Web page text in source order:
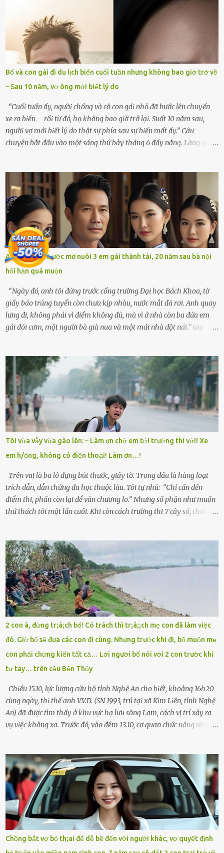
ngồi lặng lẽ nhớ về cô ấy. Nhưng cuộc sống không cho phép tôi mãi
chìm đắm trong đau khổ. Họ hàng, bạn bè và những người thân
thiết đã đến bên, giúp tôi tổ chức tang lễ chu toàn. Và hôm nay là
ngày giỗ đầu tiên của vợ, 49 ngày sau khi cô ấy rời xa tôi mãi
mãi.Buổi sáng hôm đó, sau khi cúng cơm xong, tôi quyết định lên
sắp xếp lại bàn thờ vợ. Mọi thứ vẫn như mọi ngày, nhưng có điều gì
đó kỳ lạ mà tôi không thể giải thích được. Trong khoảnh khắc tôi
cúi xuống lau chùi bát hương, một luồng gió lạ thoáng qua, khiến
tôi giật mình. Và rồi, một chuyện kinh...
Bố và con gái đi du lịch biển cuối tuần nhưng không bao giờ trở về
– Sau 10 năm, vợ ông mới biết lý do
“Cuối tuần ấy, người chồng và cô con gái nhỏ đã bước lên chuyến
xe ra biển – rồi từ đó, họ không bao giờ trở lại. Suốt 10 năm sau,
người vợ mới biết lý do thật sự phía sau sự biến mất ấy.” Câu
chuyện bắt đầu vào một sáng thứ bảy tháng 6 đầy nắng. Làng quê
không kém. Ông Minh, vốn là một người đàn ông điềm đạm, ít nói,
hôm ấy lại đặc biệt vui vẻ. Ông chuẩn bị hành lý cho chuyến đi biển
cùng cô con gái 8 tuổi tên Thảo. “Em ở nhà nghỉ ngơi nhé, anh đưa
con đi biển hai ngày, để nó được ngắm sóng, nghịch cát. Về chắc nó
sẽ kể cho em nghe cả tuần không hết chuyện.” – Ông Minh cười
hiền, vuốt tóc vợ. Bà Hạnh nhìn chồng và con gái ríu rít chuẩn bị mà
lòng cũng rộn ràng. Bà vốn ít có dịp đi xa vì còn bận buôn bán ở chợ,
nên lần này cũng đành ở nhà. Thảo ôm chầm lấy mẹ trước khi đi:
“Con sẽ nhặt thật nhiều vỏ sò cho mẹ nhé!” Chiếc xe khách lăn
bánh rời khỏi bến...
Anh trai từ bỏ ước mơ nuôi 3 em gái thành tài, 20 năm sau bà nội
hối hận quá muộn
“Ngày đó, anh tôi đứng trước cổng trường Đại học Bách Khoa, tờ
giấy báo trúng tuyển còn chưa kịp nhàu, nước mắt đã rơi. Anh quay
lưng đi, không phải vì điểm không đủ, mà vì ở nhà còn ba đứa em
gái đói cơm, một người bà già nua và một mái nhà dột nát.” Gia
có tin tức. Mọi gánh nặng đổ dồn lên đôi vai gầy guộc của bà nội –
cụ Nguyễn Thị Đào – và cậu con trai cả là Trí, lúc đó mới chỉ 17 tuổi.
Trí là học sinh giỏi toàn huyện, học lớp 12 nhưng đã biết làm ruộng,
làm thuê, biết đi cày thuê từ 4h sáng rồi lại tất tả về đi học. Người
trong làng thương lắm, bảo: “Thằng Trí học giỏi mà hiền, sau này
nên ông này bà nọ đó!” Trí có ba cô em gái: Mai, Lan và Hương – ba
cái tên mẹ đặt lúc còn sống, mong tụi nhỏ sau này như hoa mai nở
giữa mùa đông. Nhưng hoa có đẹp mấy cũng cần đất màu, mà nhà
thì chỉ toàn đất sỏi đá và khốn khó. Năm đó, Trí đỗ Đại học Bách
Khoa Hà...
Tôi vừa vẫy vừa gào lên: – Làm ơn chở em tới trường thi với! Xe
em h/ỏng, không có điện thoại! Làm ơn…!
Trên vai là ba lô đựng bút thước, giấy tờ. Trong đầu là hàng loạt
trích dẫn, dẫn chứng đã học thuộc làu. Tôi tự nhủ: “Chỉ cần đến
điểm thi, phần còn lại để văn chương lo.” Nhưng số phận như muốn
thử thách tôi một lần cuối. Khi còn cách trường thi 7 cây số, chiếc xe
sực nhớ – điện thoại đang sạc, sáng nay quên mang theo! Giữa con
đường thưa thớt người qua lại, tôi hoảng loạn vẫy tay xin đi nhờ. –
Chú ơi, cháu đi thi, xe hỏng rồi! Làm ơn cho cháu đi nhờ với! – Cô ơi,
giúp cháu với, cháu không có điện thoại… Người thì lắc đầu. Người
thì tăng ga tránh xa như né một kẻ lừa đảo. Tôi gào lên giữa đường
như một kẻ mất trí. Vô ích. 6h10. Còn hơn 30 phút nữa. Trong đầu
tôi chỉ có một lựa chọn duy nhất: chạy. Tôi quăng xe vào vệ đường,
rút tờ giấy báo dự thi nhét túi áo, đeo ba lô và chạy . Chạy miết.
Chạy không ngừng. Qua ngã...
2 con à, đừng tr;á;ch bố! Có trách thì tr;á;;ch mẹ con đã làm việc
đó. Giờ bố sẽ đưa các con đi cùng. Nhưng trước khi đi, bố muốn mẹ
con phải chứng kiến tất cả… Lời người bố nói với 2 con trước khi
tự tay… trên cầu Bến Thủy
Chiều 15.10, lực lượng cứu hộ tỉnh Nghệ An cho biết, khoảng 16h20
cùng ngày, thi thể anh V.V.D. (SN 1993, trú tại xã Kim Liên, tỉnh Nghệ
An) đã được tìm thấy ở khu vực hạ lưu sông Lam, cách vị trí xảy ra
vụ việc không xa. Trước đó, vào đêm 13.10, cơ quan chức năng nhận
– rồi để lại xe máy trên cầu, ôm theo 2 con gái nhỏ nhảy xuống
sông. Người thân và hàng xóm ngóng chờ thông tin tìm kiếm 3 bố
con mất tích trên sông Lam sau vụ nhảy cầu. Ảnh: Hải Dương Tại
hiện trường, người dân phát hiện một chiếc xe máy mang biển kiểm
soát Nghệ An cùng hai chiếc cặp học sinh. Ngay trong đêm, lực
lượng chức năng phối hợp cùng các đội cứu hộ tình nguyện triển
khai tìm kiếm. Danh tính các nạn nhân được xác định là anh V.V.D.
và 2 con gái là cháu V.H.B. (SN 2020) và V.G.T. (SN 2021). Hai cháu là
Chồng bắt vợ bỏ th;ai để dễ bề đến với người khác, vợ quyết định